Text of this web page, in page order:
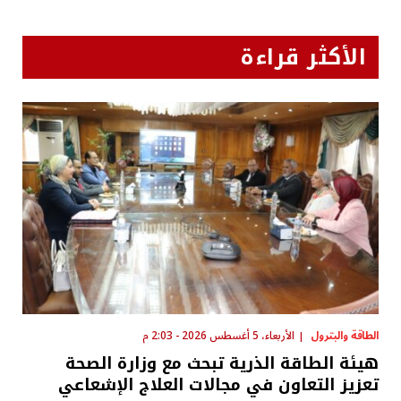
الأكثر قراءة
الطاقة والبترول الأربعاء، 5 أغسطس 2026 - 2:03 م
هيئة الطاقة الذرية تبحث مع وزارة الصحة
تعزيز التعاون في مجالات العلاج الإشعاعي